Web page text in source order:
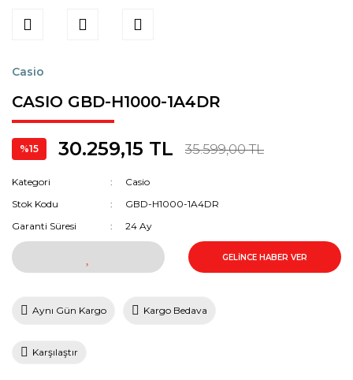
Casio
CASIO GBD-H1000-1A4DR
%15 30.259,15 TL 35.599,00 TL
Kategori
Casio
Stok Kodu
GBD-H1000-1A4DR
Garanti Süresi
24 Ay
GELİNCE HABER VER
Aynı Gün Kargo Kargo Bedava
Karşılaştır